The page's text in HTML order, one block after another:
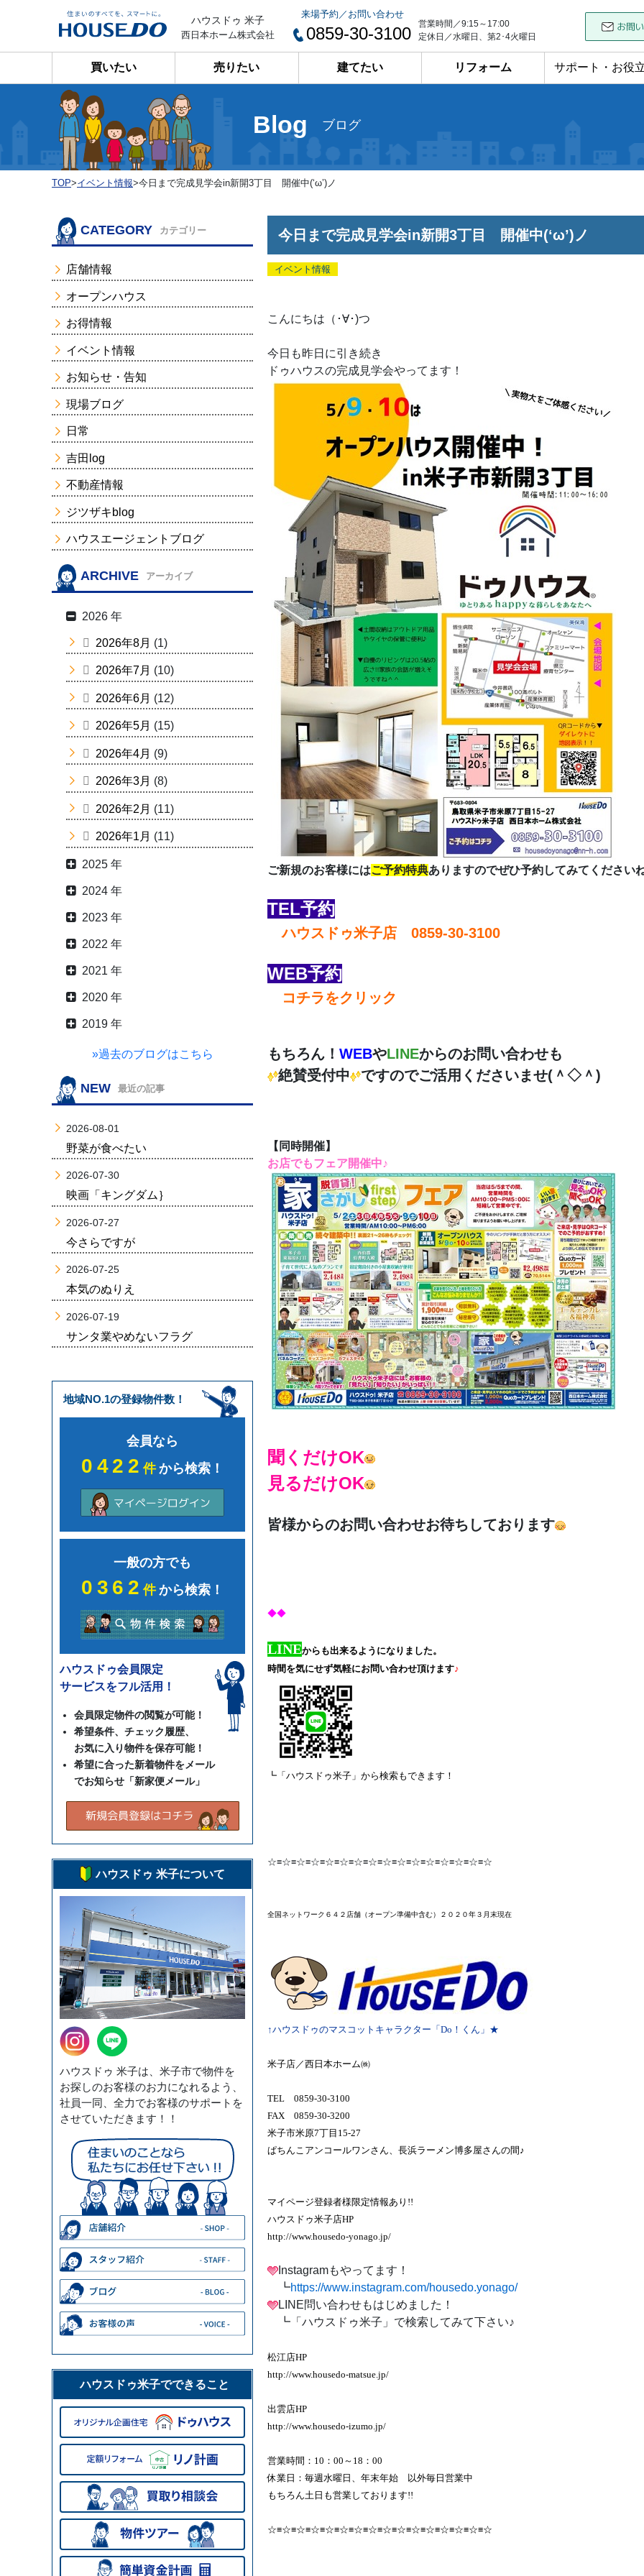
ハウスドゥ 米子
西日本ホーム株式会社
来場予約／お問い合わせ
0859-30-3100
営業時間／9:15～17:00
定休日／水曜日、第2･4火曜日
買いたい 売りたい 建てたい リフォーム サポート・お役
Blog ブログ
TOP>イベント情報>今日まで完成見学会in新開3丁目 開催中(‘ω’)ノ
今日まで完成見学会in新開3丁目 開催中(‘ω’)ノ
イベント情報
こんにちは（･∀･)つ
今日も昨日に引き続き
ドゥハウスの完成見学会やってます！
ご新規のお客様にはご予約特典ありますのでぜひ予約してみてください
TEL予約
ハウスドゥ米子店 0859-30-3100
WEB予約
コチラをクリック
もちろん！ WEBやLINEからのお問い合わせも
絶賛受付中
ですのでご活用くださいませ(＾◇＾)ゞ
【同時開催】
お店でもフェア開催中♪
聞くだけOK
見るだけOK
皆様からのお問い合わせお待ちしております
◆◆
LINEからも出来るようになりました。
時間を気にせず気軽にお問い合わせ頂けます♪
┗「ハウスドゥ米子」から検索もできます！
☆≡☆≡☆≡☆≡☆≡☆≡☆≡☆≡☆≡☆≡☆≡☆≡☆≡☆≡☆≡☆
全国ネットワーク６４２店舗 （オープン準備中含む）２０２０年３月末現在
↑ハウスドゥのマスコットキャラクター「Do！くん」★
米子店／西日本ホーム㈱
TEL 0859-30-3100
FAX 0859-30-3200
米子市米原7丁目15-27
ぱちんこアンコールワンさん、長浜ラーメン博多屋さんの間♪
マイページ登録者様限定情報あり!!
ハウスドゥ米子店HP
http://www.housedo-yonago.jp/
Instagramもやってます！
┗https://www.instagram.com/housedo.yonago/
LINE問い合わせもはじめました！
┗「ハウスドゥ米子」で検索してみて下さい♪
松江店HP
http://www.housedo-matsue.jp/
出雲店HP
http://www.housedo-izumo.jp/
営業時間：10：00～18：00
休業日：毎週水曜日、年末年始 以外毎日営業中
もちろん土日も営業しております!!
☆≡☆≡☆≡☆≡☆≡☆≡☆≡☆≡☆≡☆≡☆≡☆≡☆≡☆≡☆≡☆
CATEGORY カテゴリー
店舗情報
オープンハウス
お得情報
イベント情報
お知らせ・告知
現場ブログ
日常
吉田log
不動産情報
ジツザキblog
ハウスエージェントブログ
ARCHIVE アーカイブ
2026 年
2026年8月 (1)
2026年7月 (10)
2026年6月 (12)
2026年5月 (15)
2026年4月 (9)
2026年3月 (8)
2026年2月 (11)
2026年1月 (11)
2025 年
2024 年
2023 年
2022 年
2021 年
2020 年
2019 年
»過去のブログはこちら
NEW 最近の記事
2026-08-01
野菜が食べたい
2026-07-30
映画「キングダム｝
2026-07-27
今さらですが
2026-07-25
本気のぬりえ
2026-07-19
サンタ業やめないフラグ
地域NO.1の登録物件数！
会員なら
0422件から検索！
一般の方でも
0362件から検索！
ハウスドゥ会員限定
サービスをフル活用！
会員限定物件の閲覧が可能！
希望条件、チェック履歴、
お気に入り物件を保存可能！
希望に合った新着物件をメール
でお知らせ「新家便メール」
ハウスドゥ 米子について
ハウスドゥ 米子は、米子市で物件を
お探しのお客様のお力になれるよう、
社員一同、全力でお客様のサポートを
させていただきます！！
ハウスドゥ米子でできること